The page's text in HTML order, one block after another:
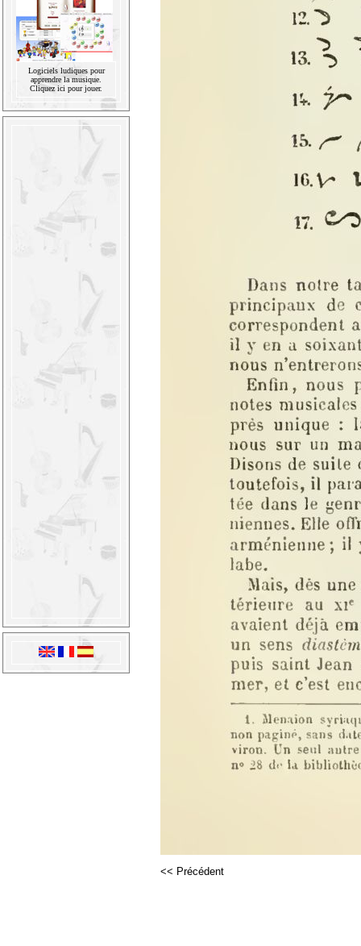
Logiciels ludiques pour
apprendre la musique.
Cliquez ici pour jouer.
<< Précédent